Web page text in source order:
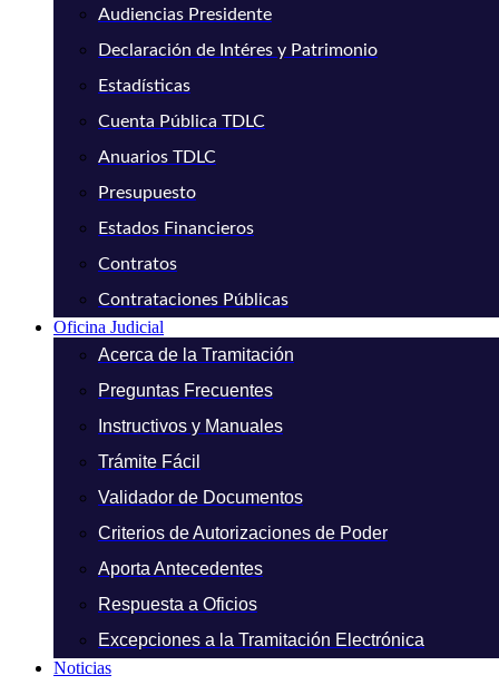
Audiencias Presidente
Declaración de Intéres y Patrimonio
Estadísticas
Cuenta Pública TDLC
Anuarios TDLC
Presupuesto
Estados Financieros
Contratos
Contrataciones Públicas
Oficina Judicial
Acerca de la Tramitación
Preguntas Frecuentes
Instructivos y Manuales
Trámite Fácil
Validador de Documentos
Criterios de Autorizaciones de Poder
Aporta Antecedentes
Respuesta a Oficios
Excepciones a la Tramitación Electrónica
Noticias